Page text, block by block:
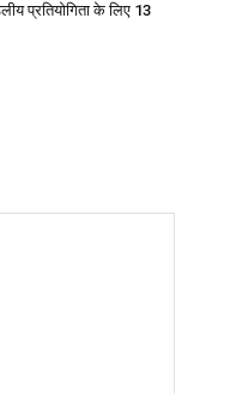
प्रतियोगिता के लिए 13